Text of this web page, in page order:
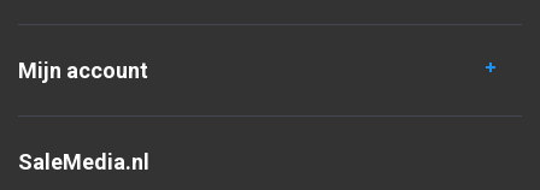
Mijn account
SaleMedia.nl